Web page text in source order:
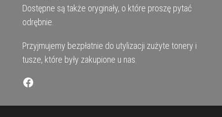
Dostępne są także oryginały, o które proszę pytać
odrębnie.
Przyjmujemy bezpłatnie do utylizacji zużyte tonery i
tusze, które były zakupione u nas.
Facebook